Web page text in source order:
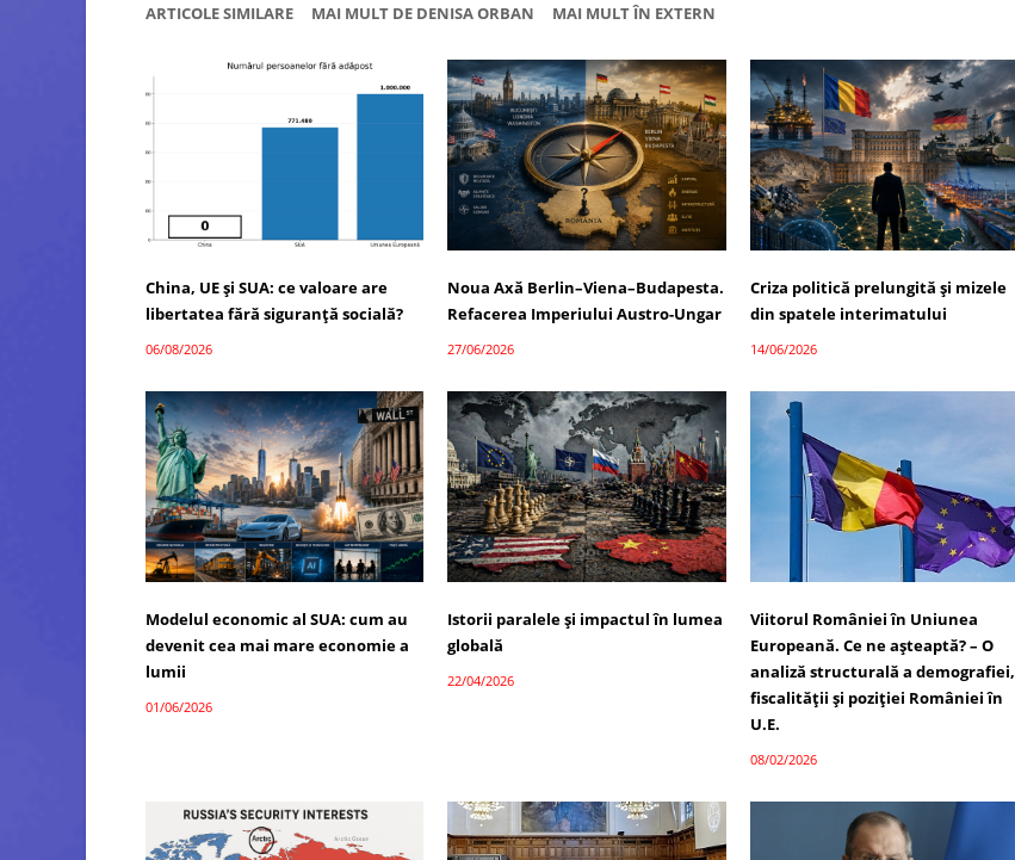
ARTICOLE SIMILARE MAI MULT DE DENISA ORBAN MAI MULT ÎN EXTERN
China, UE și SUA: ce valoare are
libertatea fără siguranță socială?
06/08/2026
Noua Axă Berlin–Viena–Budapesta.
Refacerea Imperiului Austro-Ungar
27/06/2026
Criza politică prelungită și mizele
din spatele interimatului
14/06/2026
Modelul economic al SUA: cum au
devenit cea mai mare economie a
lumii
01/06/2026
Istorii paralele și impactul în lumea
globală
22/04/2026
Viitorul României în Uniunea
Europeană. Ce ne așteaptă? – O
analiză structurală a demografiei,
fiscalității și poziției României în
U.E.
08/02/2026